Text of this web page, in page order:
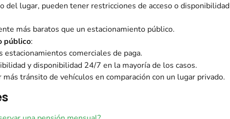
del lugar, pueden tener restricciones de acceso o disponibilidad
más baratos que un estacionamiento público.
público:
estacionamientos comerciales de paga.
y disponibilidad 24/7 en la mayoría de los casos.
más tránsito de vehículos en comparación con un lugar privado.